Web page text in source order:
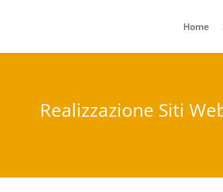
Home
Realizzazione Siti